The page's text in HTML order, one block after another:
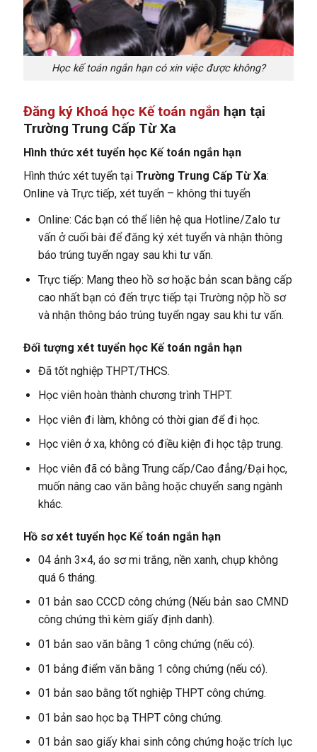
Học kế toán ngắn hạn có xin việc được không?
Đăng ký Khoá học Kế toán ngắn hạn tại
Trường Trung Cấp Từ Xa
Hình thức xét tuyển học Kế toán ngắn hạn
Hình thức xét tuyển tại Trường Trung Cấp Từ Xa:
Online và Trực tiếp, xét tuyển – không thi tuyển
Online: Các bạn có thể liên hệ qua Hotline/Zalo tư
vấn ở cuối bài để đăng ký xét tuyển và nhận thông
báo trúng tuyển ngay sau khi tư vấn.
Trực tiếp: Mang theo hồ sơ hoặc bản scan bằng cấp
cao nhất bạn có đến trực tiếp tại Trường nộp hồ sơ
và nhận thông báo trúng tuyển ngay sau khi tư vấn.
Đối tượng xét tuyểnhọc Kế toán ngắn hạn
Đã tốt nghiệp THPT/THCS.
Học viên hoàn thành chương trình THPT.
Học viên đi làm, không có thời gian để đi học.
Học viên ở xa, không có điều kiện đi học tập trung.
Học viên đã có bằng Trung cấp/Cao đẳng/Đại học,
muốn nâng cao văn bằng hoặc chuyển sang ngành
khác.
Hồ sơ xét tuyển học Kế toán ngắn hạn
04 ảnh 3×4, áo sơ mi trắng, nền xanh, chụp không
quá 6 tháng.
01 bản sao CCCD công chứng (Nếu bản sao CMND
công chứng thì kèm giấy định danh).
01 bản sao văn bằng 1 công chứng (nếu có).
01 bảng điểm văn bằng 1 công chứng (nếu có).
01 bản sao bằng tốt nghiệp THPT công chứng.
01 bản sao học bạ THPT công chứng.
01 bản sao giấy khai sinh công chứng hoặc trích lục